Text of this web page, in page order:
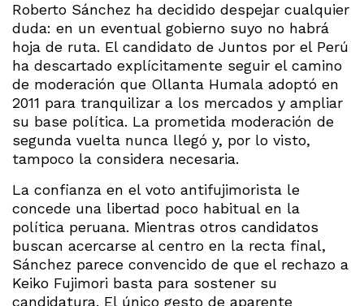
Roberto Sánchez ha decidido despejar cualquier
duda: en un eventual gobierno suyo no habrá
hoja de ruta. El candidato de Juntos por el Perú
ha descartado explícitamente seguir el camino
de moderación que Ollanta Humala adoptó en
2011 para tranquilizar a los mercados y ampliar
su base política. La prometida moderación de
segunda vuelta nunca llegó y, por lo visto,
tampoco la considera necesaria.
La confianza en el voto antifujimorista le
concede una libertad poco habitual en la
política peruana. Mientras otros candidatos
buscan acercarse al centro en la recta final,
Sánchez parece convencido de que el rechazo a
Keiko Fujimori basta para sostener su
candidatura. El único gesto de aparente